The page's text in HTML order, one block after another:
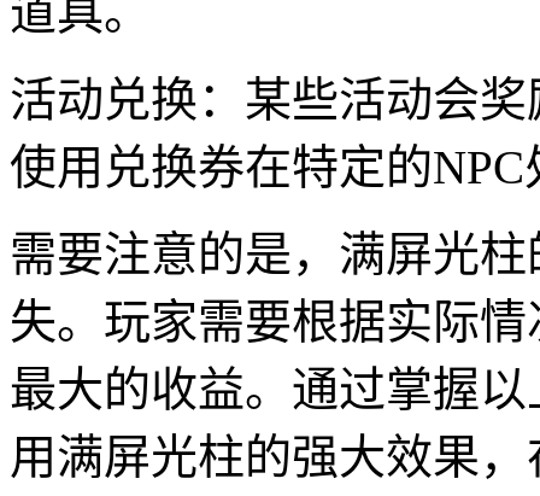
道具。
活动兑换：某些活动会
使用兑换券在特定的
需要注意的是，满屏光
失。玩家需要根据实际
最大的收益。通过掌握
用满屏光柱的强大效果